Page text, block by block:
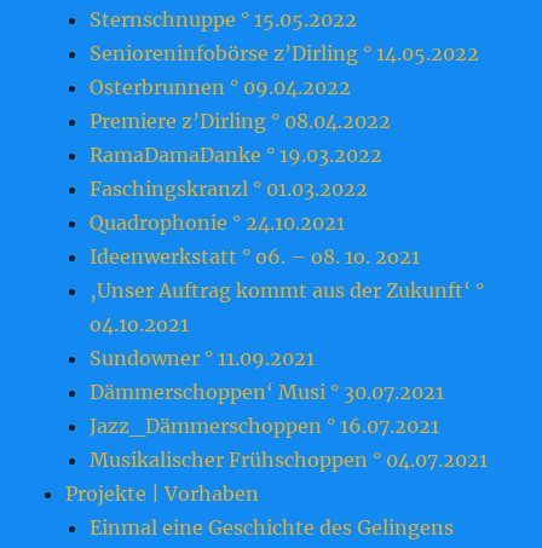
Sternschnuppe ° 15.05.2022
Senioreninfobörse z’Dirling ° 14.05.2022
Osterbrunnen ° 09.04.2022
Premiere z’Dirling ° 08.04.2022
RamaDamaDanke ° 19.03.2022
Faschingskranzl ° 01.03.2022
Quadrophonie ° 24.10.2021
Ideenwerkstatt ° o6. – o8. 1o. 2o21
‚Unser Auftrag kommt aus der Zukunft‘ °
o4.1o.2o21
Sundowner ° 11.09.2021
Dämmerschoppen‘ Musi ° 30.07.2021
Jazz_Dämmerschoppen ° 16.07.2021
Musikalischer Frühschoppen ° 04.07.2021
Projekte | Vorhaben
Einmal eine Geschichte des Gelingens